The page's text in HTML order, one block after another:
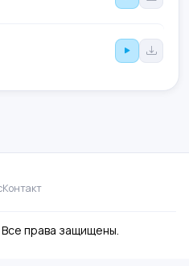
Контакт
права защищены.